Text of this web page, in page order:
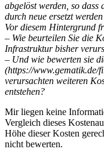
abgelöst werden, so
durch neue ersetzt werden
Vor diesem Hintergrund
– Wie beurteilen Sie die
Infrastruktur bisher
– Und wie bewerten sie
(https://www.gematik.de/
verursachten weiteren
entstehen?
Mir liegen keine
Vergleich dieses
Höhe dieser Kosten
nicht bewerten.